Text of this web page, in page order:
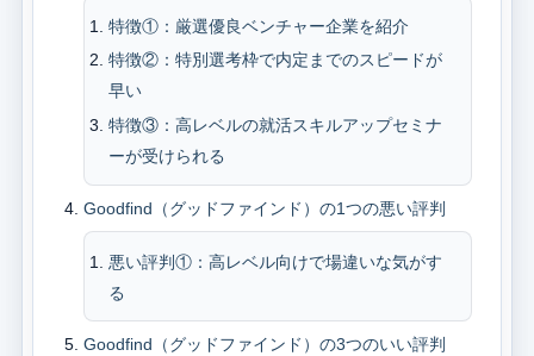
特徴①：厳選優良ベンチャー企業を紹介
特徴②：特別選考枠で内定までのスピードが
早い
特徴③：高レベルの就活スキルアップセミナ
ーが受けられる
Goodfind（グッドファインド）の1つの悪い評判
悪い評判①：高レベル向けで場違いな気がす
る
Goodfind（グッドファインド）の3つのいい評判